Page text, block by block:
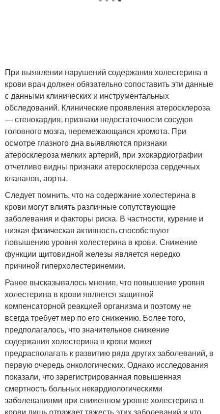
При выявлении нарушений содержания холестерина в
крови врач должен обязательно сопоставить эти данные
с данными клинических и инструментальных
обследований. Клинические проявления атеросклероза
— стенокардия, признаки недостаточности сосудов
головного мозга, перемежающаяся хромота. При
осмотре глазного дна выявляются признаки
атеросклероза мелких артерий, при эхокардиографии
отчетливо видны признаки атеросклероза сердечных
клапанов, аорты.
Следует помнить, что на содержание холестерина в
крови могут влиять различные сопутствующие
заболевания и факторы риска. В частности, курение и
низкая физическая активность способствуют
повышению уровня холестерина в крови. Снижение
функции щитовидной железы является нередко
причиной гиперхолестеринемии.
Ранее высказывалось мнение, что повышение уровня
холестерина в крови является защитной
компенсаторной реакцией организма и поэтому не
всегда требует мер по его снижению. Более того,
предполагалось, что значительное снижение
содержания холестерина в крови может
предрасполагать к развитию ряда других заболеваний, в
первую очередь онкологических. Однако исследования
показали, что зарегистрированная повышенная
смертность больных некардиологическими
заболеваниями при сниженном уровне холестерина в